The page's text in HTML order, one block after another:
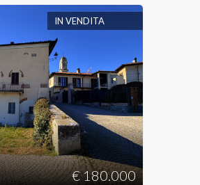
IN VENDITA
€ 180.000